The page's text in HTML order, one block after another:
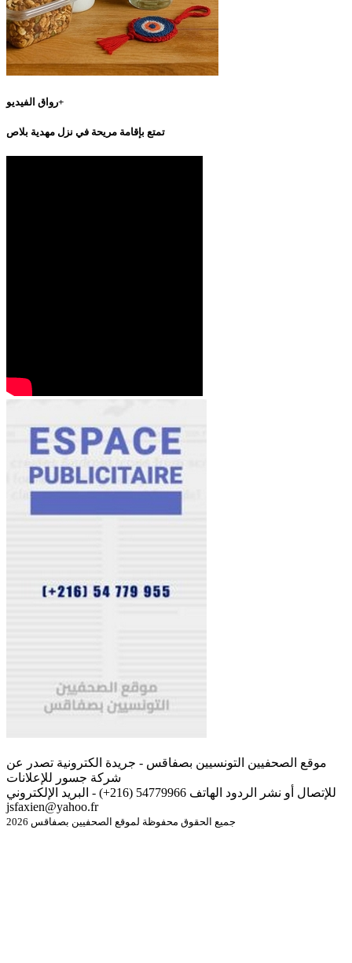
رواق الفيديو+
تمتع بإقامة مريحة في نزل مهدية بلاص
موقع الصحفيين التونسيين بصفاقس - جريدة الكترونية تصدر عن
شركة جسور للإعلانات
للإتصال أو نشر الردود الهاتف 54779966 (216+) - البريد الإلكتروني
jsfaxien@yahoo.fr
جميع الحقوق محفوظة لموقع الصحفيين بصفاقس 2026